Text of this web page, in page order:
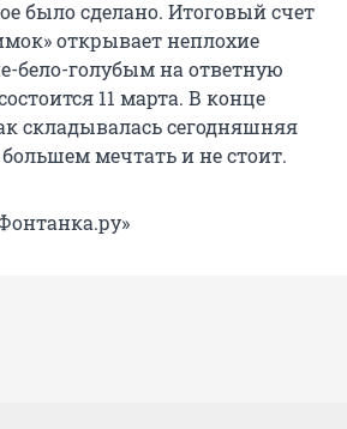
было сделано. Итоговый счет
открывает неплохие
бело-голубым на ответную
11 марта. В конце
складывалась сегодняшняя
мечтать и не стоит.